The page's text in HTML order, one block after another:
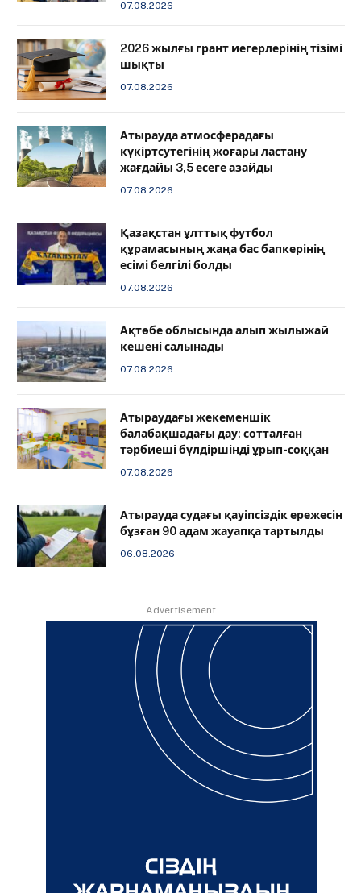
07.08.2026
2026 жылғы грант иегерлерінің тізімі
шықты
07.08.2026
Атырауда атмосферадағы
күкіртсутегінің жоғары ластану
жағдайы 3,5 есеге азайды
07.08.2026
Қазақстан ұлттық футбол
құрамасының жаңа бас бапкерінің
есімі белгілі болды
07.08.2026
Ақтөбе облысында алып жылыжай
кешені салынады
07.08.2026
Атыраудағы жекеменшік
балабақшадағы дау: сотталған
тәрбиеші бүлдіршінді ұрып-соққан
07.08.2026
Атырауда судағы қауіпсіздік ережесін
бұзған 90 адам жауапқа тартылды
06.08.2026
Advertisement